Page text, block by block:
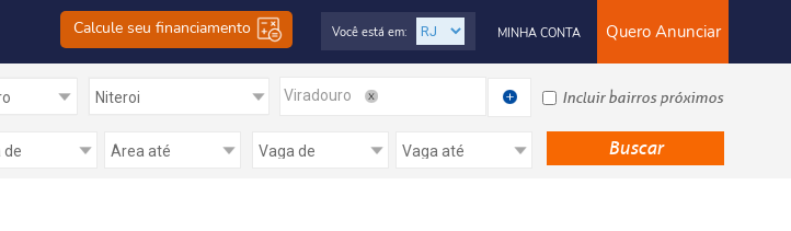
Calcule seu financiamento Quero Anunciar
MINHA CONTA
Você está em:
Viradouro Incluir bairros próximos